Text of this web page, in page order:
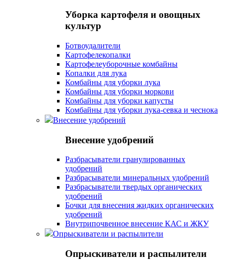
Уборка картофеля и овощных
культур
Ботвоудалители
Картофелекопалки
Картофелеуборочные комбайны
Копалки для лука
Комбайны для уборки лука
Комбайны для уборки моркови
Комбайны для уборки капусты
Комбайны для уборки лука-севка и чеснока
Внесение удобрений
Внесение удобрений
Разбрасыватели гранулированных
удобрений
Разбрасыватели минеральных удобрений
Разбрасыватели твердых органических
удобрений
Бочки для внесения жидких органических
удобрений
Внутрипочвенное внесение КАС и ЖКУ
Опрыскиватели и распылители
Опрыскиватели и распылители